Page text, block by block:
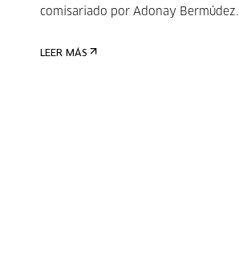
comisariado por Adonay Bermúdez.
LEER MÁS